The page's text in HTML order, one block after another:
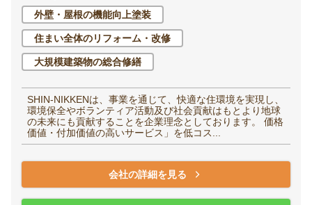
外壁・屋根の機能向上塗装
住まい全体のリフォーム・改修
大規模建築物の総合修繕
SHIN-NIKKENは、事業を通じて、快適な住環境を実現し、
環境保全やボランティア活動及び社会貢献はもとより地球
の未来にも貢献することを企業理念としております。 価格
価値・付加価値の高いサービス」を低コス...
会社の詳細を見る